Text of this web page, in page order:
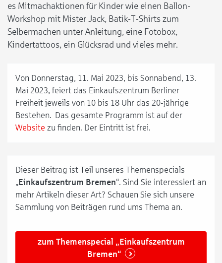
es Mitmachaktionen für Kinder wie einen Ballon-
Workshop mit Mister Jack, Batik-T-Shirts zum
Selbermachen unter Anleitung, eine Fotobox,
Kindertattoos, ein Glücksrad und vieles mehr.
Von Donnerstag, 11. Mai 2023, bis Sonnabend, 13.
Mai 2023, feiert das Einkaufszentrum Berliner
Freiheit jeweils von 10 bis 18 Uhr das 20-jährige
Bestehen. Das gesamte Programm ist auf der
Website zu finden. Der Eintritt ist frei.
Dieser Beitrag ist Teil unseres Themenspecials
„Einkaufszentrum Bremen“. Sind Sie interessiert an
mehr Artikeln dieser Art? Schauen Sie sich unsere
Sammlung von Beiträgen rund ums Thema an.
zum Themenspecial „Einkaufszentrum
Bremen“